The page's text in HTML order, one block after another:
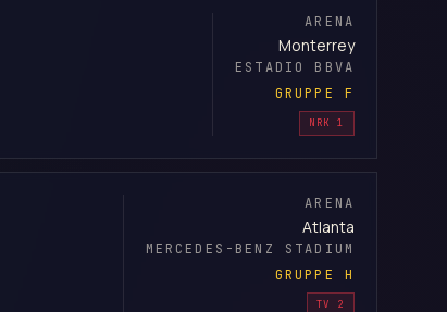
ARENA
Monterrey
ESTADIO BBVA
GRUPPE F
NRK 1
ARENA
Atlanta
MERCEDES-BENZ STADIUM
GRUPPE H
TV 2